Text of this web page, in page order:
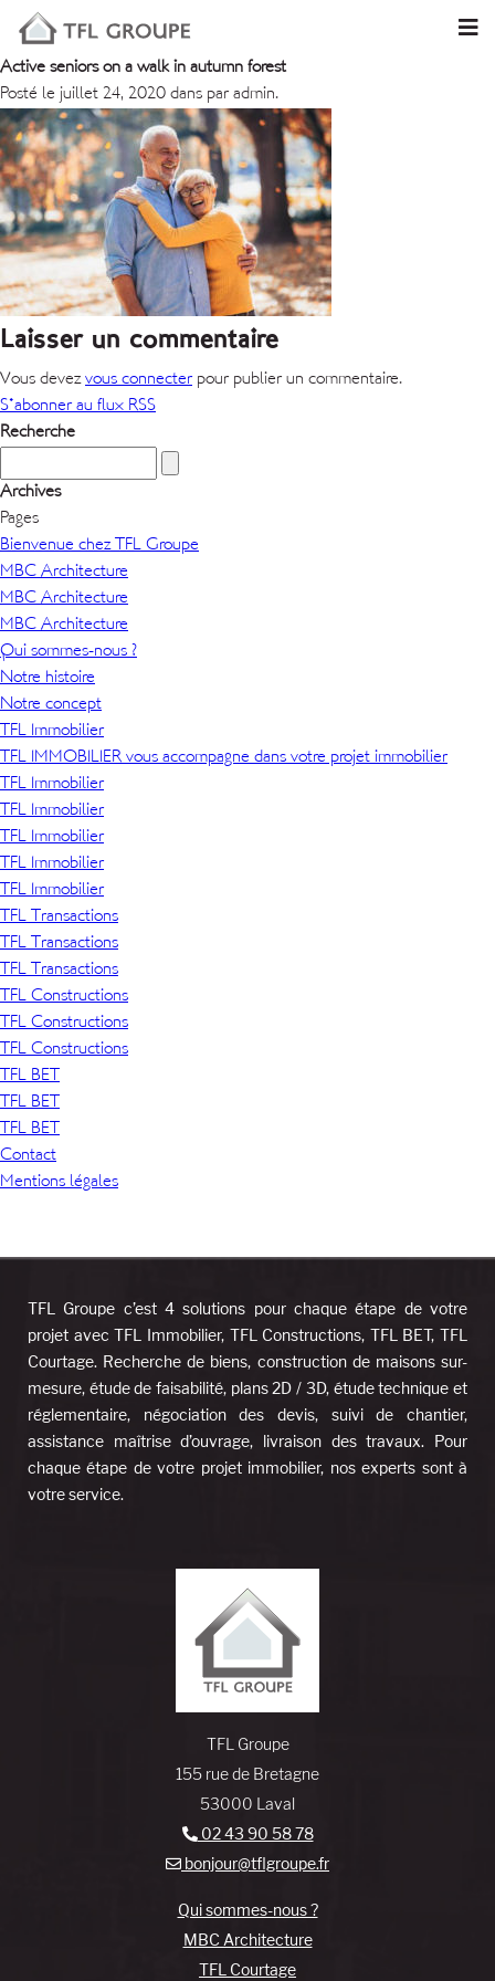
Active seniors on a walk in autumn forest
Posté le juillet 24, 2020 dans par admin.
Laisser un commentaire
Vous devez vous connecterpour publier un commentaire.
S'abonner au flux RSS
Recherche
Archives
Pages
Bienvenue chez TFL Groupe
MBC Architecture
MBC Architecture
MBC Architecture
Qui sommes-nous ?
Notre histoire
Notre concept
TFL Immobilier
TFL IMMOBILIER vous accompagne dans votre projet immobilier
TFL Immobilier
TFL Immobilier
TFL Immobilier
TFL Immobilier
TFL Immobilier
TFL Transactions
TFL Transactions
TFL Transactions
TFL Constructions
TFL Constructions
TFL Constructions
TFL BET
TFL BET
TFL BET
Contact
Mentions légales
TFL Groupe c’est 4 solutions pour chaque étape de votre
projet avec TFL Immobilier, TFL Constructions, TFL BET, TFL
Courtage. Recherche de biens, construction de maisons sur-
mesure, étude de faisabilité, plans 2D / 3D, étude technique et
réglementaire, négociation des devis, suivi de chantier,
assistance maîtrise d’ouvrage, livraison des travaux. Pour
chaque étape de votre projet immobilier, nos experts sont à
votre service.
TFL Groupe
155 rue de Bretagne
53000 Laval
02 43 90 58 78
bonjour@tflgroupe.fr
Qui sommes-nous ?
MBC Architecture
TFL Courtage